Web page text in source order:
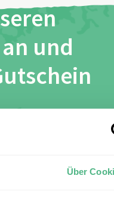
Über
und